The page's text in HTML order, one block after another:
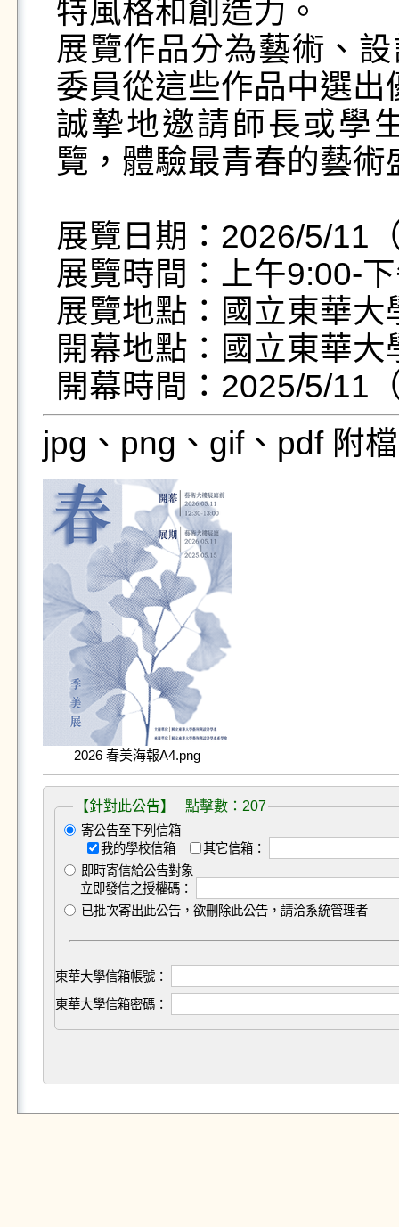
特風格和創造力。
展覽作品分為藝術、
委員從這些作品中選
誠摯地邀請師長或學
覽，體驗最青春的藝術
展覽日期：2026/5/11
展覽時間：上午9:00-
展覽地點：國立東華
開幕地點：國立東華
開幕時間：2025/5/11
jpg、png、gif、pdf 附
2026 春美海報A4.png
【針對此公告】 點擊數：207
寄公告至下列信箱
我的學校信箱
其它信箱：
即時寄信給公告對象
立即發信之授權碼：
已批次寄出此公告，欲刪除此公告，請洽系統管理者
東華大學信箱帳號：
東華大學信箱密碼：